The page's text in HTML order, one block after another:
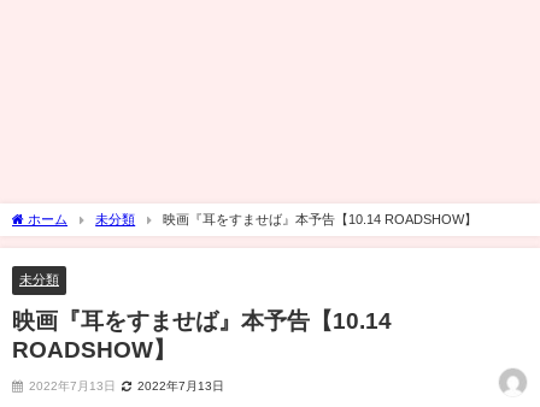
ホーム 未分類 映画『耳をすませば』本予告【10.14 ROADSHOW】
未分類
映画『耳をすませば』本予告【10.14
ROADSHOW】
2022年7月13日 2022年7月13日